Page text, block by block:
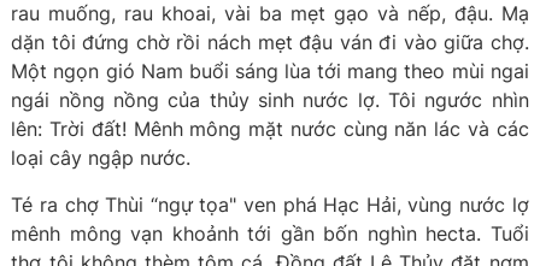
rau muống, rau khoai, vài ba mẹt gạo và nếp, đậu. Mạ
dặn tôi đứng chờ rồi nách mẹt đậu ván đi vào giữa chợ.
Một ngọn gió Nam buổi sáng lùa tới mang theo mùi ngai
ngái nồng nồng của thủy sinh nước lợ. Tôi ngước nhìn
lên: Trời đất! Mênh mông mặt nước cùng năn lác và các
loại cây ngập nước.
Té ra chợ Thùi “ngự tọa" ven phá Hạc Hải, vùng nước lợ
mênh mông vạn khoảnh tới gần bốn nghìn hecta. Tuổi